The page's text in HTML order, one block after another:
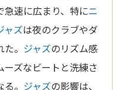
急速に広まり、特にニ
ャズは夜のクラブやダ
。 ジャズのリズム感
ーズなビートと洗練さ
。 ジャズの影響は、